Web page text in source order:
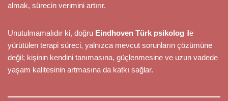
almak, sürecin verimini artırır.
Unutulmamalıdır ki, doğru Eindhoven Türk psikolog ile
yürütülen terapi süreci, yalnızca mevcut sorunların çözümüne
değil; kişinin kendini tanımasına, güçlenmesine ve uzun vadede
yaşam kalitesinin artmasına da katkı sağlar.